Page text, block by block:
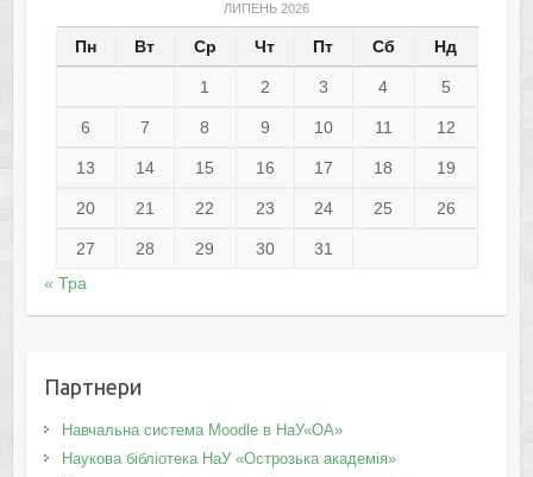
ЛИПЕНЬ 2026
Пн Вт Ср Чт Пт Сб Нд
1 2 3 4 5
6 7 8 9 10 11 12
13 14 15 16 17 18 19
20 21 22 23 24 25 26
27 28 29 30
31
« Тра
Партнери
Навчальна система Moodle в НаУ«ОА»
Наукова бібліотека НаУ «Острозька академія»